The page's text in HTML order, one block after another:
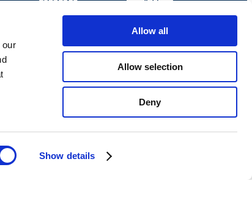
our
Show details
Allow all
Allow selection
Deny